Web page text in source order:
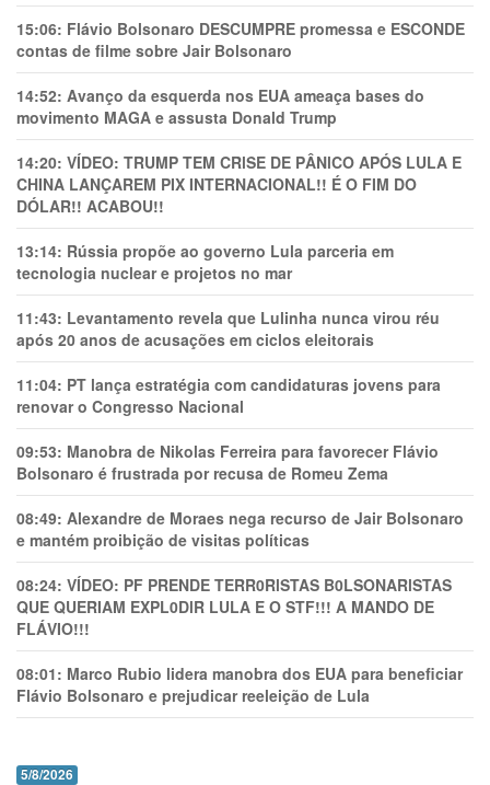
15:06: Flávio Bolsonaro DESCUMPRE promessa e ESCONDE
contas de filme sobre Jair Bolsonaro
14:52: Avanço da esquerda nos EUA ameaça bases do
movimento MAGA e assusta Donald Trump
14:20: VÍDEO: TRUMP TEM CRlSE DE PÂNlCO APÓS LULA E
CHINA LANÇAREM PIX INTERNACIONAL!! É O FIM DO
DÓLAR!! ACABOU!!
13:14: Rússia propõe ao governo Lula parceria em
tecnologia nuclear e projetos no mar
11:43: Levantamento revela que Lulinha nunca virou réu
após 20 anos de acusações em ciclos eleitorais
11:04: PT lança estratégia com candidaturas jovens para
renovar o Congresso Nacional
09:53: Manobra de Nikolas Ferreira para favorecer Flávio
Bolsonaro é frustrada por recusa de Romeu Zema
08:49: Alexandre de Moraes nega recurso de Jair Bolsonaro
e mantém proibição de visitas políticas
08:24: VÍDEO: PF PRENDE TERR0RlSTAS B0LSONARlSTAS
QUE QUERIAM EXPL0DlR LULA E O STF!!! A MANDO DE
FLÁVIO!!!
08:01: Marco Rubio lidera manobra dos EUA para beneficiar
Flávio Bolsonaro e prejudicar reeleição de Lula
5/8/2026